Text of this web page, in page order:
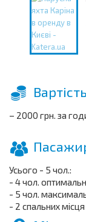
– 2000 грн. за
Усього - 5 чол.:
- 4 чол.
- 5 чол.
- 2 спальних місця